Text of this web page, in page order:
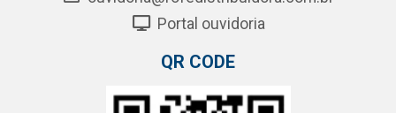
Portal ouvidoria
QR CODE